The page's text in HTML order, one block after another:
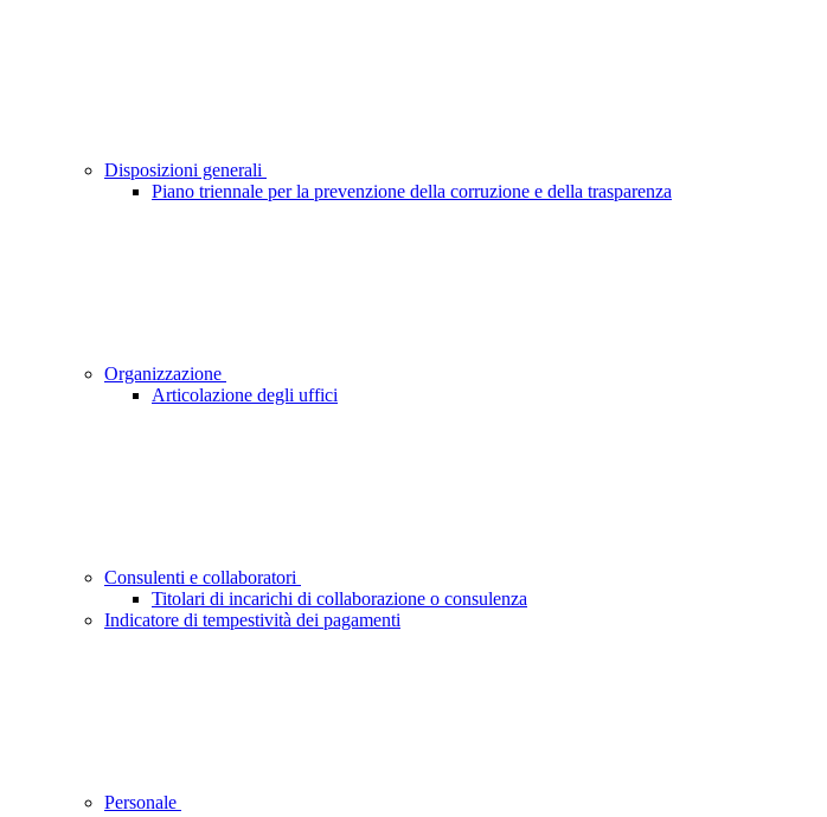
Disposizioni generali
Piano triennale per la prevenzione della corruzione e della trasparenza
Organizzazione
Articolazione degli uffici
Consulenti e collaboratori
Titolari di incarichi di collaborazione o consulenza
Indicatore di tempestività dei pagamenti
Personale